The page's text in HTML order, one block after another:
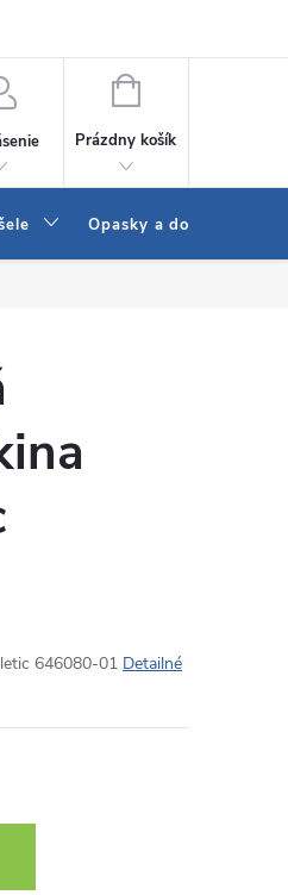
NÁKUPNÝ
Prázdny košík
Opasky a doplnky
646080-01 Detailné